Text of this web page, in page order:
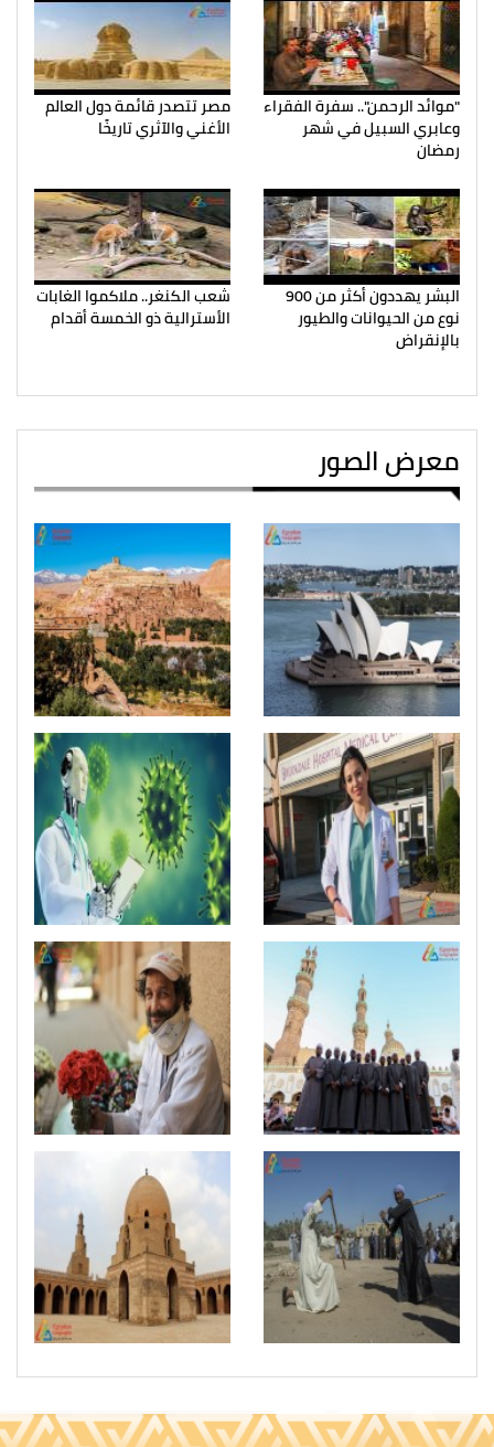
"موائد الرحمن".. سفرة الفقراء
وعابري السبيل في شهر
رمضان
مصر تتصدر قائمة دول العالم
الأغني والآثري تاريخًا
البشر يهددون أكثر من 900
نوع من الحيوانات والطيور
بالإنقراض
شعب الكنغر.. ملاكموا الغابات
الأسترالية ذو الخمسة أقدام
معرض الصور